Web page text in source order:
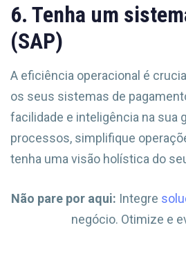
6. Tenha um
(SAP)
A eficiência operacional é
os seus sistemas de
facilidade e inteligência na sua
processos, simplifique
tenha uma visão holística do
Não pare por aqui: Integre
negócio. Otimize e